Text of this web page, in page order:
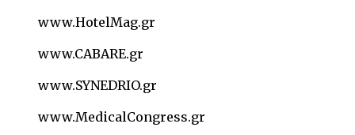
www.HotelMag.gr
www.CABARE.gr
www.SYNEDRIO.gr
www.MedicalCongress.gr